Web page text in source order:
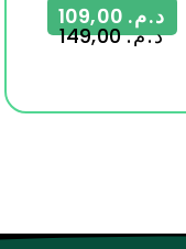
د.م.149,00
د.م.